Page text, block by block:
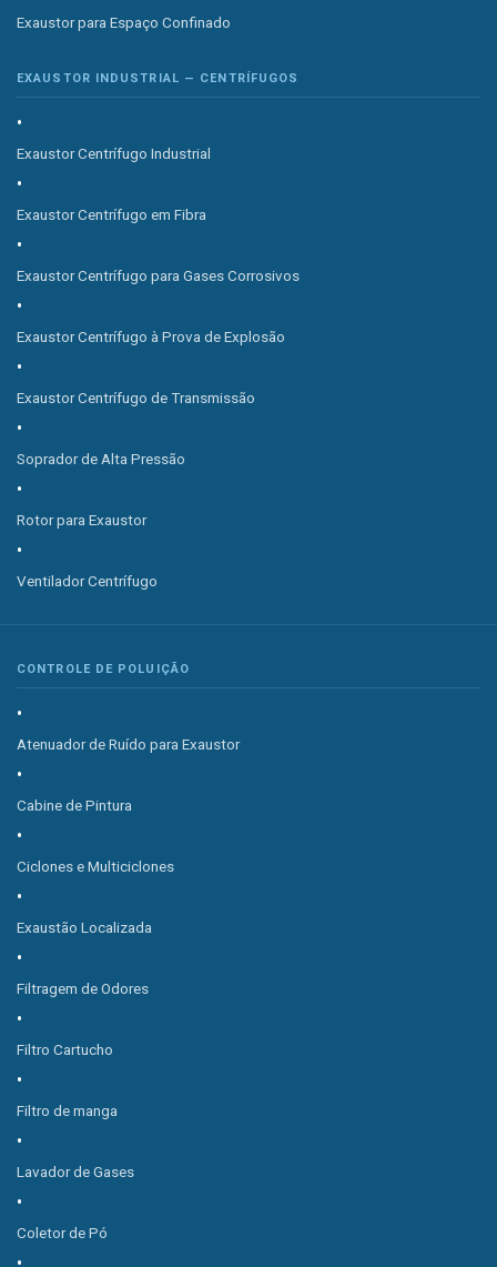
Exaustor para Espaço Confinado
EXAUSTOR INDUSTRIAL — CENTRÍFUGOS
Exaustor Centrífugo Industrial
Exaustor Centrífugo em Fibra
Exaustor Centrífugo para Gases Corrosivos
Exaustor Centrífugo à Prova de Explosão
Exaustor Centrífugo de Transmissão
Soprador de Alta Pressão
Rotor para Exaustor
Ventilador Centrífugo
CONTROLE DE POLUIÇÃO
Atenuador de Ruído para Exaustor
Cabine de Pintura
Ciclones e Multiciclones
Exaustão Localizada
Filtragem de Odores
Filtro Cartucho
Filtro de manga
Lavador de Gases
Coletor de Pó